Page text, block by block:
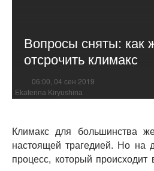
Вопросы сняты: как
отсрочить климакс
06:00, 04 сен 2019
Ekaterina Kiryushina
Климакс для большинства
настоящей трагедией. Но на
процесс, который